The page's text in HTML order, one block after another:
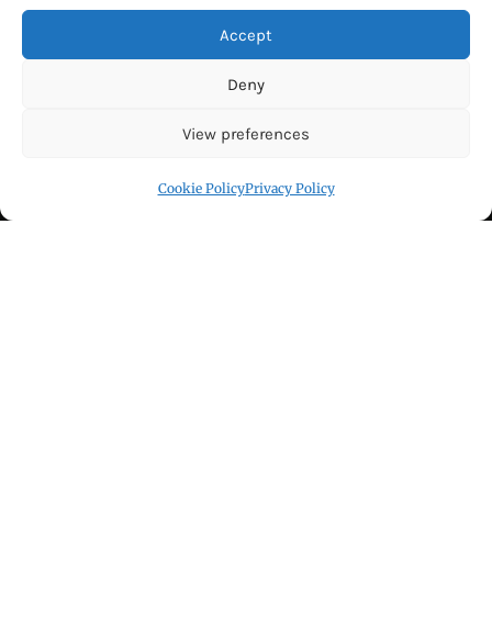
Accept
Deny
View preferences
Cookie PolicyPrivacy Policy
Click to accept marketing cookies and